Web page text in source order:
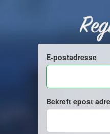
E-postadresse
Bekreft epost